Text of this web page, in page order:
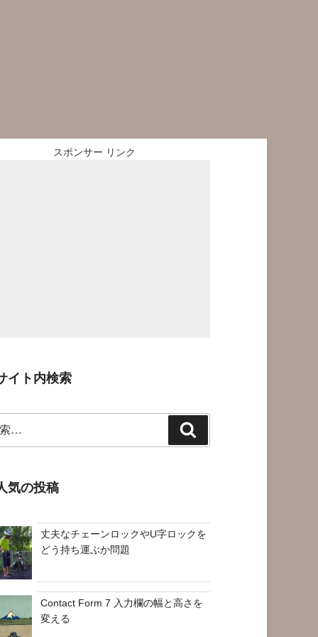
スポンサー リンク
イト内検索
索
気の投稿
丈夫なチェーンロックやU字ロックを
どう持ち運ぶか問題
Contact Form 7 入力欄の幅と高さを
変える